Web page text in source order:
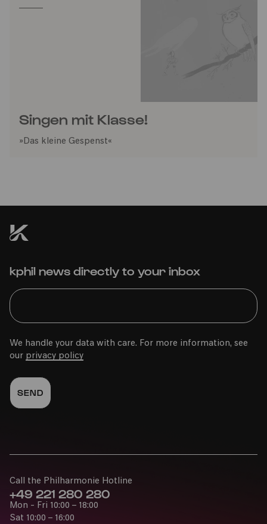
Singen mit Klasse!
»Das kleine Gespenst«
kphil news directly to your inbox
We handle your data with care. For more information, see
our privacy policy
Call the Philharmonie Hotline
+49 221 280 280
Mon - Fri 10:00 – 18:00
Sat 10:00 – 16:00